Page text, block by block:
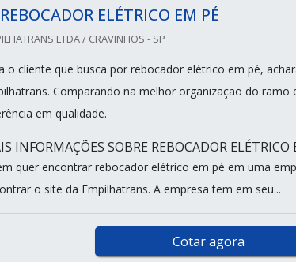
REBOCADOR ELÉTRICO EM PÉ
LTDA / CRAVINHOS - SP
o cliente que busca por rebocador elétrico em pé,
Comparando na melhor organização do ramo
em qualidade.
INFORMAÇÕES SOBRE REBOCADOR ELÉTRICO
quer encontrar rebocador elétrico em pé em uma
o site da Empilhatrans. A empresa tem em seu...
Cotar agora